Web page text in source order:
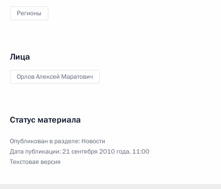
Регионы
Лица
Орлов Алексей Маратович
Статус материала
Опубликован в разделе: Новости
Дата публикации:21 сентября 2010 года, 11:00
Текстовая версия